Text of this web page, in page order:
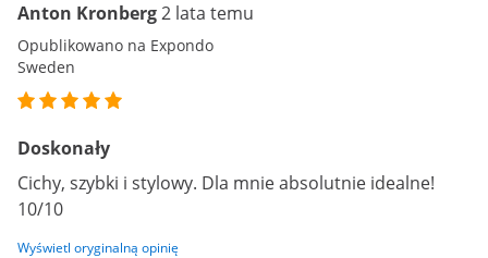
Anton Kronberg2 lata temu
Opublikowano na Expondo
Sweden
Doskonały
Cichy, szybki i stylowy. Dla mnie absolutnie idealne!
10/10
Wyświetl oryginalną opinię